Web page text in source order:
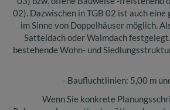
02). Dazwischen in TGB 02 ist auch
im Sinne von Doppelhäuser möglich.
Satteldach oder Walmdach
bestehende Wohn- und
- Baufluchtlinien: 5,00 m
Wenn Sie konkrete